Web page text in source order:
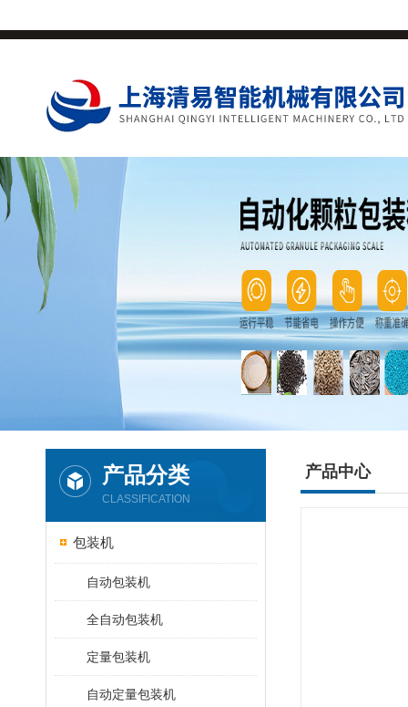
产品分类
CLASSIFICATION
包装机
自动包装机
全自动包装机
定量包装机
自动定量包装机
产品中心